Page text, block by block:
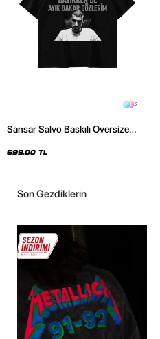
2
Sansar Salvo Baskılı Oversize
699,00 TL
Son Gezdiklerin